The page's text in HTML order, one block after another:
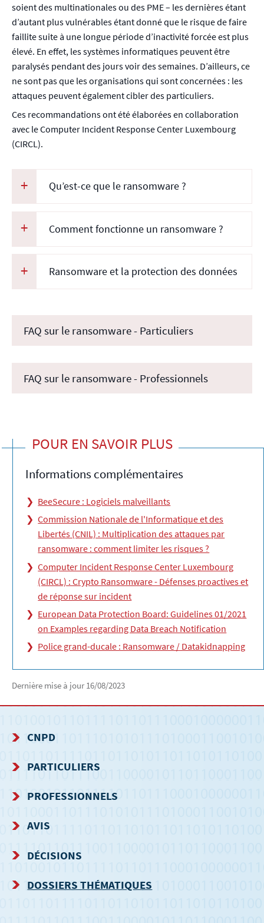
soient des multinationales ou des PME – les dernières étant
d’autant plus vulnérables étant donné que le risque de faire
faillite suite à une longue période d’inactivité forcée est plus
élevé. En effet, les systèmes informatiques peuvent être
paralysés pendant des jours voir des semaines. D’ailleurs, ce
ne sont pas que les organisations qui sont concernées : les
attaques peuvent également cibler des particuliers.
Ces recommandations ont été élaborées en collaboration
avec le Computer Incident Response Center Luxembourg
(CIRCL).
Qu’est-ce que le ransomware ?
Comment fonctionne un ransomware ?
Ransomware et la protection des données
FAQ sur le ransomware - Particuliers
FAQ sur le ransomware - Professionnels
POUR EN SAVOIR PLUS
Informations complémentaires
BeeSecure : Logiciels malveillants
Commission Nationale de l'Informatique et des
Libertés (CNIL) : Multiplication des attaques par
ransomware : comment limiter les risques ?
Computer Incident Response Center Luxembourg
(CIRCL) : Crypto Ransomware - Défenses proactives et
de réponse sur incident
European Data Protection Board: Guidelines 01/2021
on Examples regarding Data Breach Notification
Police grand-ducale : Ransomware / Datakidnapping
Dernière mise à jour 16/08/2023
MENU
DE
NAVIGATION
CNPD
PARTICULIERS
PROFESSIONNELS
AVIS
DÉCISIONS
DOSSIERS THÉMATIQUES